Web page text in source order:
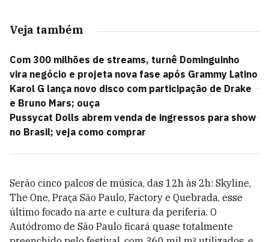
Veja também
Com 300 milhões de streams, turnê Dominguinho
vira negócio e projeta nova fase após Grammy Latino
Karol G lança novo disco com participação de Drake
e Bruno Mars; ouça
Pussycat Dolls abrem venda de ingressos para show
no Brasil; veja como comprar
Serão cinco palcos de música, das 12h às 2h: Skyline,
The One, Praça São Paulo, Factory e Quebrada, esse
último focado na arte e cultura da periferia. O
Autódromo de São Paulo ficará quase totalmente